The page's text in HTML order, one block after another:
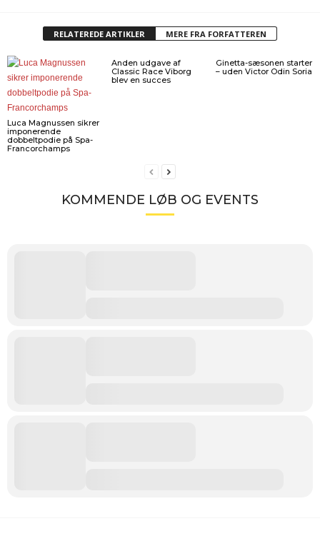
RELATEREDE ARTIKLER MERE FRA FORFATTEREN
Luca Magnussen sikrer
imponerende
dobbeltpodie på Spa-
Francorchamps
Anden udgave af
Classic Race Viborg
blev en succes
Ginetta-sæsonen starter
– uden Victor Odin Soria
KOMMENDE LØB OG EVENTS